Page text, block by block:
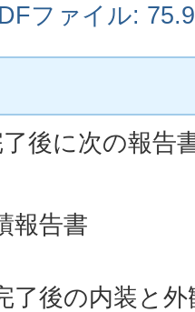
ファイル:
後に次の報告
報告書
了後の内装と外